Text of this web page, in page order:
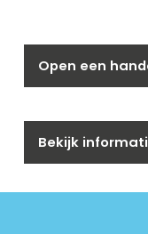
Open een
Bekijk